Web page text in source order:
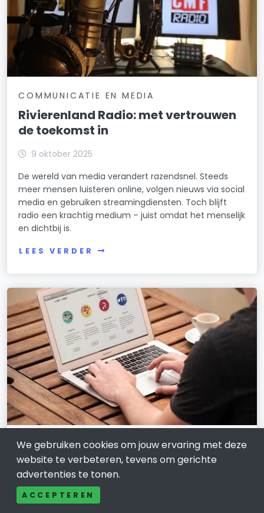
COMMUNICATIE EN MEDIA
Rivierenland Radio: met vertrouwen
de toekomst in
9 oktober 2025
De wereld van media verandert razendsnel. Steeds
meer mensen luisteren online, volgen nieuws via social
media en gebruiken streamingdiensten. Toch blijft
radio een krachtig medium – juist omdat het menselijk
en dichtbij is.
LEES VERDER
Laat jouw bedrijf stralen met
webdesign in Oosterhout
31 oktober 2024
We gebruiken cookies om jouw ervaring met deze
website te verbeteren, tevens om gerichte
advertenties te tonen.
ACCEPTEREN